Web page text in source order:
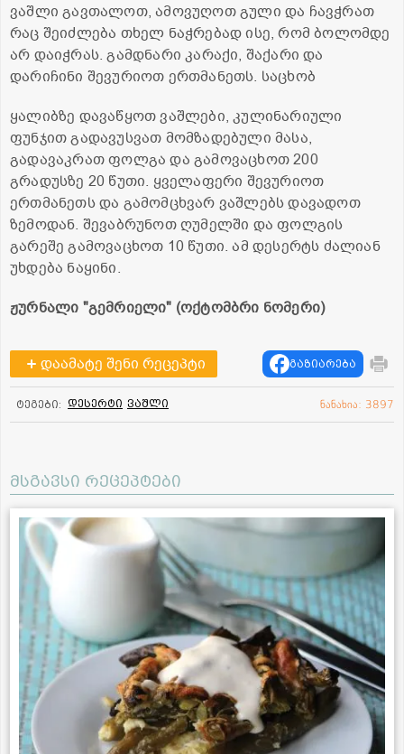
ვაშლი გავთალოთ, ამოვუღოთ გული და ჩავჭრათ
რაც შეიძლება თხელ ნაჭრებად ისე, რომ ბოლომდე
არ დაიჭრას. გამდნარი კარაქი, შაქარი და
დარიჩინი შევურიოთ ერთმანეთს. საცხობ
ყალიბზე დავაწყოთ ვაშლები, კულინარიული
ფუნჯით გადავუსვათ მომზადებული მასა,
გადავაკრათ ფოლგა და გამოვაცხოთ 200
გრადუსზე 20 წუთი. ყველაფერი შევურიოთ
ერთმანეთს და გამომცხვარ ვაშლებს დავადოთ
ზემოდან. შევაბრუნოთ ღუმელში და ფოლგის
გარეშე გამოვაცხოთ 10 წუთი. ამ დესერტს ძალიან
უხდება ნაყინი.
ჟურნალი "გემრიელი" (ოქტომბრი ნომერი)
დაამატე შენი რეცეპტი გაზიარება
ტეგები: დესერტი ვაშლი ნანახია: 3897
მსგავსი რეცეპტები